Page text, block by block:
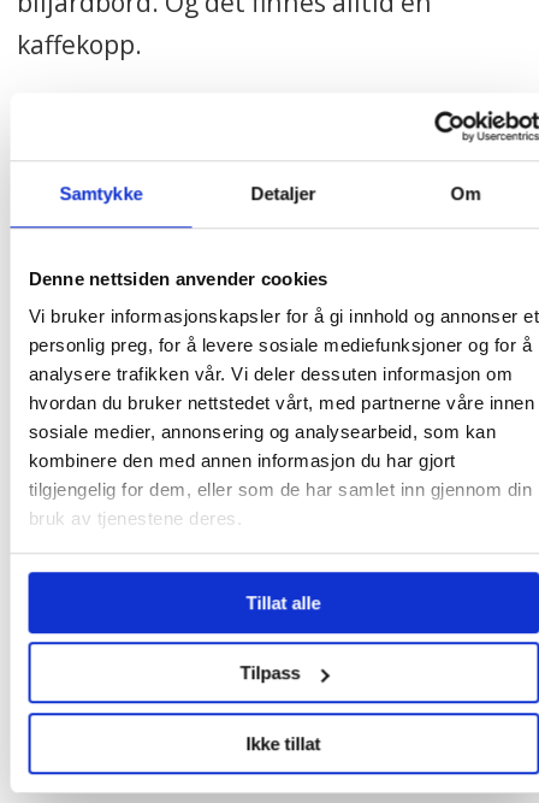
Samtykke Detaljer Om
Denne nettsiden anvender cookies
Vi bruker informasjonskapsler for å gi innhold og annonser et
personlig preg, for å levere sosiale mediefunksjoner og for å
analysere trafikken vår. Vi deler dessuten informasjon om
hvordan du bruker nettstedet vårt, med partnerne våre innen
sosiale medier, annonsering og analysearbeid, som kan
kombinere den med annen informasjon du har gjort
tilgjengelig for dem, eller som de har samlet inn gjennom din
bruk av tjenestene deres.
Tillat alle
Tilpass
Ikke tillat
kaffekopp.
AKTIVITETER:Utallige og ulike perler er bare
noen av materialene her. Alf Ragnar Olsen